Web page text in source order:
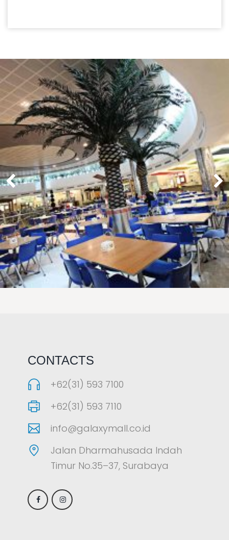
CONTACTS
+62(31) 593 7100
+62(31) 593 7110
info@galaxymall.co.id
Jalan Dharmahusada Indah
Timur No.35–37, Surabaya